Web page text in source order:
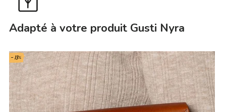
Adapté à votre produit Gusti Nyra
- 13%